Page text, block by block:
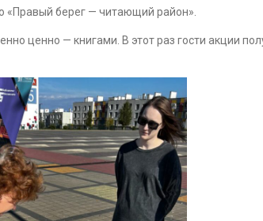
«Правый берег — читающий район».
ценно — книгами. В этот раз гости акции